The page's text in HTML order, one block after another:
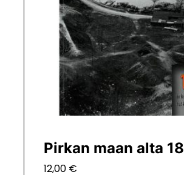
Pirkan maan alta 18
12,00 €